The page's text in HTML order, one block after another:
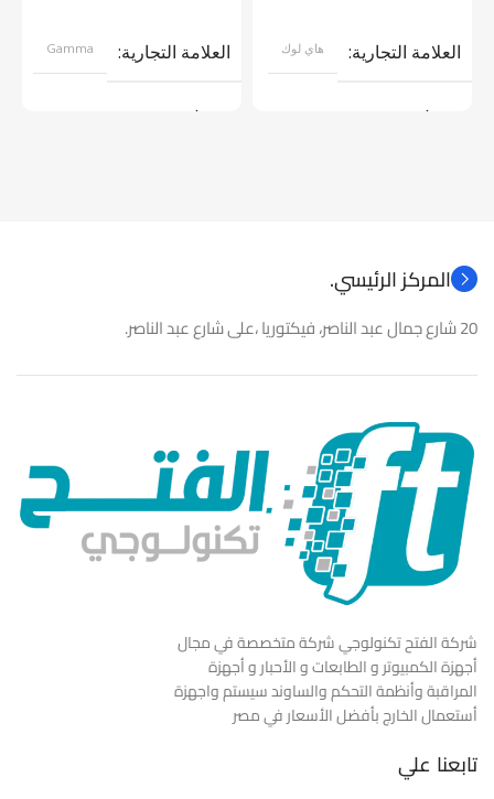
العلامة التجارية هاي لوك
موديل
العلامة التجارية Gamma
موديل
المركز الرئيسي.
20 شارع جمال عبد الناصر، فيكتوريا ،على شارع عبد الناصر.
شركة الفتح تكنولوجي شركة متخصصة في مجال
أجهزة الكمبيوتر و الطابعات و الأحبار و أجهزة
المراقبة وأنظمة التحكم والساوند سيستم واجهزة
أستعمال الخارج بأفضل الأسعار في مصر
تابعنا علي